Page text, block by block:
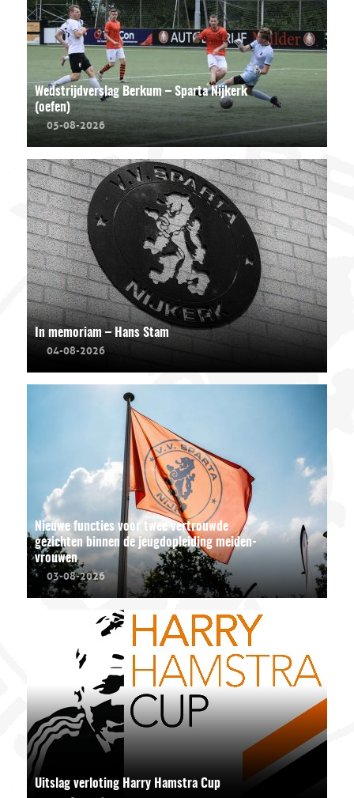
Wedstrijdverslag Berkum – Sparta Nijkerk
(oefen)
05-08-2026
In memoriam – Hans Stam
04-08-2026
Nieuwe functies voor twee vertrouwde
gezichten binnen de jeugdopleiding meiden-
vrouwen
03-08-2026
Uitslag verloting Harry Hamstra Cup